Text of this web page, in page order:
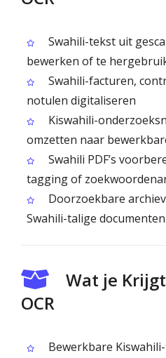
Swahili-tekst uit
bewerken of te
Swahili-facturen,
notulen digitaliseren
Kiswahili-
omzetten naar
Swahili PDF’s
tagging of
Doorzoekbare
Swahili-talige documenten
Wat je
OCR
Bewerkbare